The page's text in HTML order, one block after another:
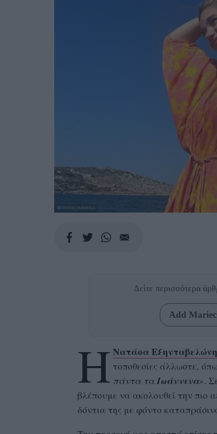
@EXIDAVELONINATASA
Δείτε περισσότερα
Add
Η Νατάσα Εξηνταβελώνη
τοποθεσίες άλλωστε,
πάντα ταΙωάννινα».
βλέπουμε να ακολουθεί την πιο
δόντια της με φόντο